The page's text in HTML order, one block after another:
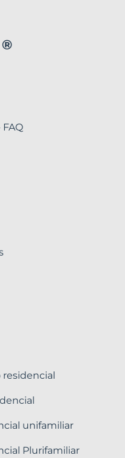
®
residencial
unifamiliar
Plurifamiliar